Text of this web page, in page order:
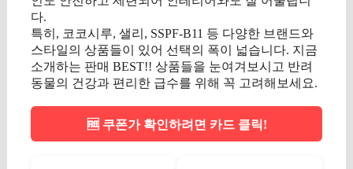
다.
특히, 코코시루, 샐리, SSPF-B11 등 다양한 브랜드와
스타일의 상품들이 있어 선택의 폭이 넓습니다. 지금
소개하는 판매 BEST!! 상품들을 눈여겨보시고 반려
동물의 건강과 편리한 급수를 위해 꼭 고려해보세요.
🆓 쿠폰가 확인하려면 카드 클릭!